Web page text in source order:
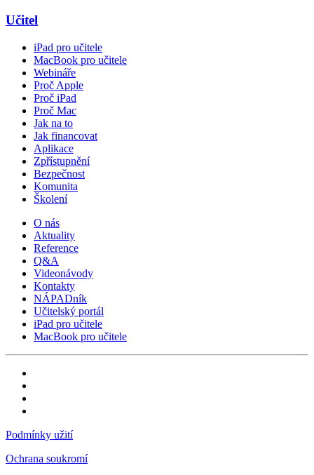
Učitel
iPad pro učitele
MacBook pro učitele
Webináře
Proč Apple
Proč iPad
Proč Mac
Jak na to
Jak financovat
Aplikace
Zpřístupnění
Bezpečnost
Komunita
Školení
O nás
Aktuality
Reference
Q&A
Videonávody
Kontakty
NÁPADník
Učitelský portál
iPad pro učitele
MacBook pro učitele
Podmínky užití
Ochrana soukromí